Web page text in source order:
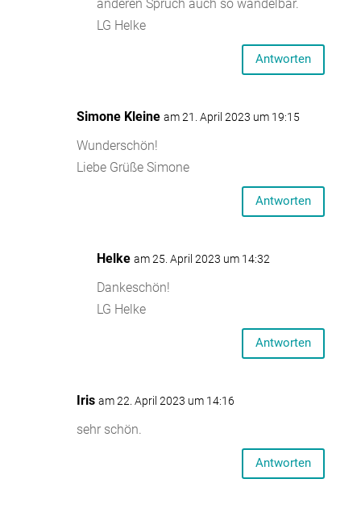
anderen Spruch auch so wandelbar.
LG Helke
Antworten
Simone Kleine am 21. April 2023 um 19:15
Wunderschön!
Liebe Grüße Simone
Antworten
Helke am 25. April 2023 um 14:32
Dankeschön!
LG Helke
Antworten
Iris am 22. April 2023 um 14:16
sehr schön.
Antworten